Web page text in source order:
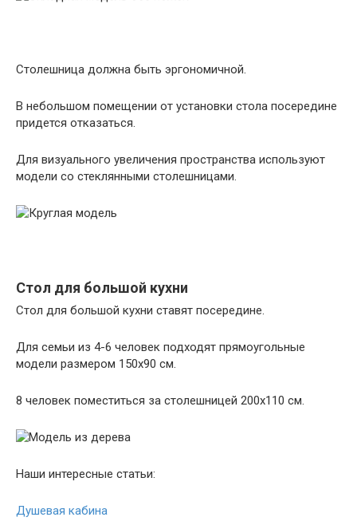
Столешница должна быть эргономичной.
В небольшом помещении от установки стола посередине
придется отказаться.
Для визуального увеличения пространства используют
модели со стеклянными столешницами.
Стол для большой кухни
Стол для большой кухни ставят посередине.
Для семьи из 4-6 человек подходят прямоугольные
модели размером 150х90 см.
8 человек поместиться за столешницей 200х110 см.
Наши интересные статьи:
Душевая кабина